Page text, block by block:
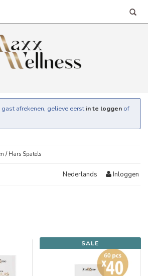
afrekenen, gelieve eerst in te loggen of
/ Hars Spatels
Nederlands Inloggen
SALE